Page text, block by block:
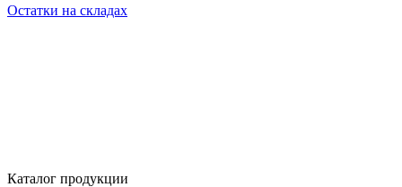
Остатки на складах
Каталог продукции